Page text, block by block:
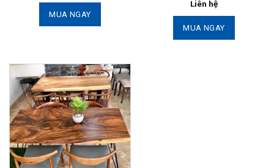
MUA NGAY
Liên hệ
MUA NGAY